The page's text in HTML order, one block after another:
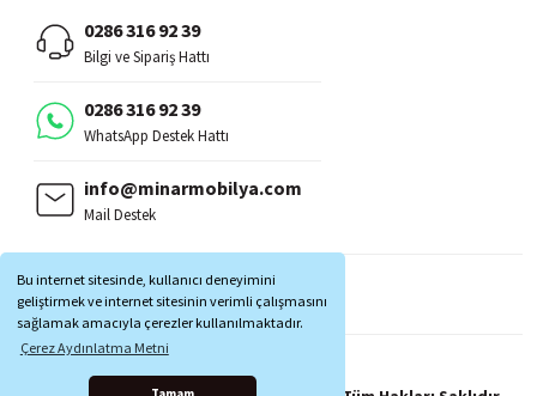
Bu internet sitesinde, kullanıcı deneyimini
geliştirmek ve internet sitesinin verimli çalışmasını
sağlamak amacıyla çerezler kullanılmaktadır.
Çerez Aydınlatma Metni
0286 316 92 39
Bilgi ve Sipariş Hattı
0286 316 92 39
WhatsApp Destek Hattı
info@minarmobilya.com
Mail Destek
MOBİL UYGULAMALAR: